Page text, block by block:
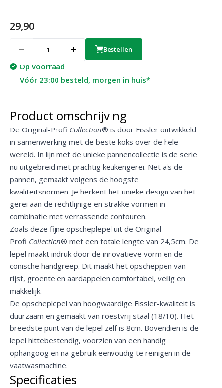
29,90
Bestellen
Op voorraad
Vóór 23:00 besteld, morgen in huis*
Product omschrijving
De Original-Profi Collection® is door Fissler ontwikkeld
in samenwerking met de beste koks over de hele
wereld. In lijn met de unieke pannencollectie is de serie
nu uitgebreid met prachtig keukengerei. Net als de
pannen, gemaakt volgens de hoogste
kwaliteitsnormen. Je herkent het unieke design van het
gerei aan de rechtlijnige en strakke vormen in
combinatie met verrassende contouren.
Zoals deze fijne opscheplepel uit de Original-
Profi Collection® met een totale lengte van 24,5cm. De
lepel maakt indruk door de innovatieve vorm en de
conische handgreep. Dit maakt het opscheppen van
rijst, groente en aardappelen comfortabel, veilig en
makkelijk.
De opscheplepel van hoogwaardige Fissler-kwaliteit is
duurzaam en gemaakt van roestvrij staal (18/10). Het
breedste punt van de lepel zelf is 8cm. Bovendien is de
lepel hittebestendig, voorzien van een handig
ophangoog en na gebruik eenvoudig te reinigen in de
vaatwasmachine.
Specificaties